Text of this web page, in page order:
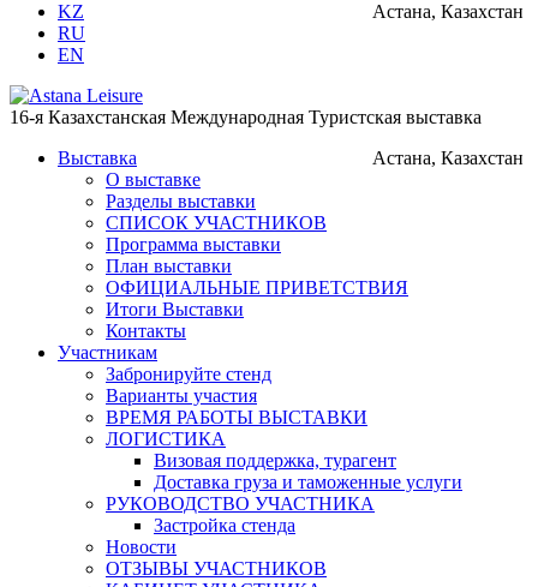
Астана, Казахстан
KZ
RU
EN
16-я Казахстанская Международная Туристская выставка
Астана, Казахстан
Выставка
О выставке
Разделы выставки
СПИСОК УЧАСТНИКОВ
Программа выставки
План выставки
ОФИЦИАЛЬНЫЕ ПРИВЕТСТВИЯ
Итоги Выставки
Контакты
Участникам
Забронируйте стенд
Варианты участия
ВРЕМЯ РАБОТЫ ВЫСТАВКИ
ЛОГИСТИКА
Визовая поддержка, турагент
Доставка груза и таможенные услуги
РУКОВОДСТВО УЧАСТНИКА
Застройка стенда
Новости
ОТЗЫВЫ УЧАСТНИКОВ